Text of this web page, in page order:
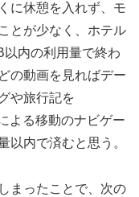
に休憩を入れず、モ
とが少なく、ホテル
内の利用量で終わ
の動画を見ればデー
や旅行記を
よる移動のナビゲー
以内で済むと思う。
まったことで、次の